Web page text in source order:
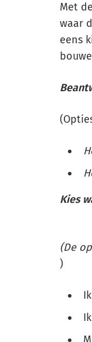
Met
waar
eens
Kies
(De
)